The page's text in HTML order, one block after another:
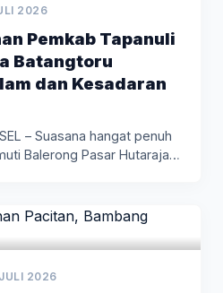
2026
Pemkab Tapanuli
Batangtoru
dan Kesadaran
– Suasana hangat penuh
Balerong Pasar Hutaraja,
2026